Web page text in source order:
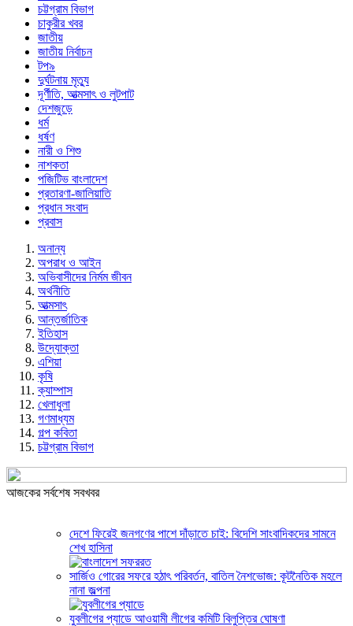
চট্টগ্রাম বিভাগ
চাকুরীর খবর
জাতীয়
জাতীয় নির্বাচন
টপ৯
দুর্ঘটনায় মৃত্যু
দূর্ণীতি, আত্মসাৎ ও লুটপাট
দেশজুড়ে
ধর্ম
ধর্ষণ
নারী ও শিশু
নাশকতা
পজিটিভ বাংলাদেশ
প্রতারণা-জালিয়াতি
প্রধান সংবাদ
প্রবাস
অনান্য
অপরাধ ও আইন
অভিবাসীদের নির্মম জীবন
অর্থনীতি
আত্মসাৎ
আন্তর্জাতিক
ইতিহাস
উদ্যোক্তা
এশিয়া
কৃষি
ক্যাম্পাস
খেলাধুলা
গণমাধ্যম
গল্প ক‌বিতা
চট্টগ্রাম বিভাগ
আজকের সর্বশেষ সবখবর
দেশে ফিরেই জনগণের পাশে দাঁড়াতে চাই: বিদেশি সাংবাদিকদের সামনে
শেখ হাসিনা
সার্জিও গোরের সফরে হঠাৎ পরিবর্তন, বাতিল নৈশভোজ: কূটনৈতিক মহলে
নানা জল্পনা
যুবলীগের প্যাডে আওয়ামী লীগের কমিটি বিলুপ্তির ঘোষণা